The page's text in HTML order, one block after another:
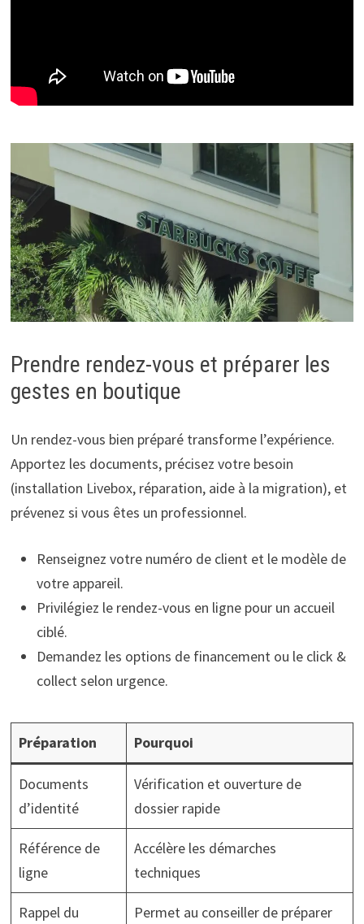
Prendre rendez-vous et préparer les
gestes en boutique
Un rendez-vous bien préparé transforme l’expérience.
Apportez les documents, précisez votre besoin
(installation Livebox, réparation, aide à la migration), et
prévenez si vous êtes un professionnel.
Renseignez votre numéro de client et le modèle de
votre appareil.
Privilégiez le rendez-vous en ligne pour un accueil
ciblé.
Demandez les options de financement ou le click &
collect selon urgence.
Préparation Pourquoi
Documents
d’identité
Vérification et ouverture de
dossier rapide
Référence de
ligne
Accélère les démarches
techniques
Rappel du
Permet au conseiller de préparer